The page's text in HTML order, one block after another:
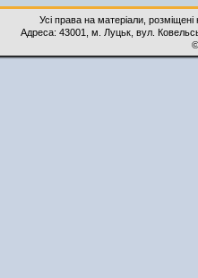
Усі права на матеріали,
Адреса: 43001, м. Луцьк, вул.